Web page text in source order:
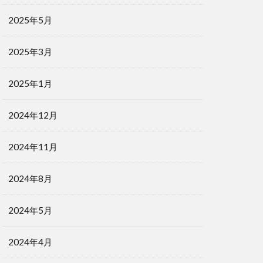
2025年5月
2025年3月
2025年1月
2024年12月
2024年11月
2024年8月
2024年5月
2024年4月